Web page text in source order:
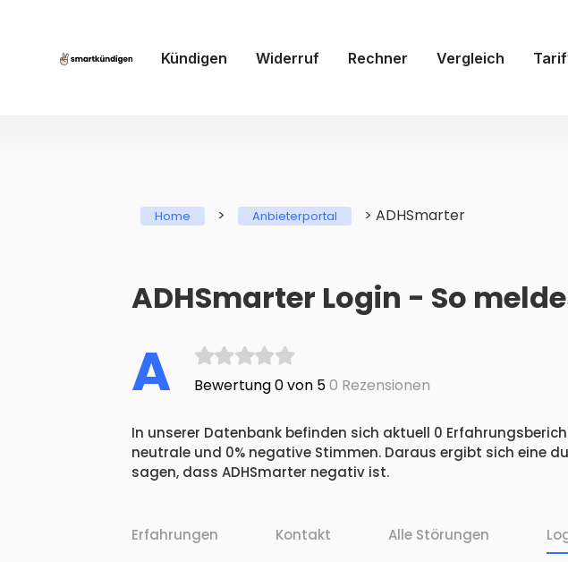
Kündigen Widerruf Rechner Vergleich
Home > Anbieterportal > ADHSmarter
ADHSmarter Login - So
A Bewertung 0 von 50 Rezensionen
In unserer Datenbank befinden sich aktuell 0
neutrale und 0% negative Stimmen. Daraus ergibt sich eine
sagen, dass ADHSmarter negativ ist.
Erfahrungen Kontakt Alle Störungen